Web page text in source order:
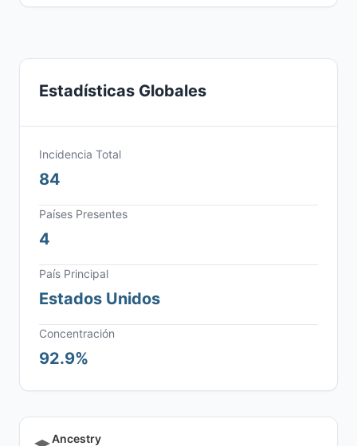
Estadísticas Globales
Incidencia Total
84
Países Presentes
4
País Principal
Estados Unidos
Concentración
92.9%
Ancestry